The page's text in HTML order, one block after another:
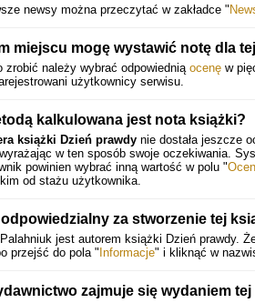
newsy można przeczytać w zakładce "
miejscu mogę wystawić notę dla
zrobić należy wybrać odpowiednią ocenę w
użytkownicy serwisu.
kalkulowana jest nota książki?
książki Dzień prawdy nie dostała jeszcze
w ten sposób swoje oczekiwania.
powinien wybrać inną wartość w polu "
od stażu użytkownika.
za stworzenie tej
jest autorem książki Dzień prawdy.
przejść do pola " Informacje" i kliknąć w
zajmuje się wydaniem